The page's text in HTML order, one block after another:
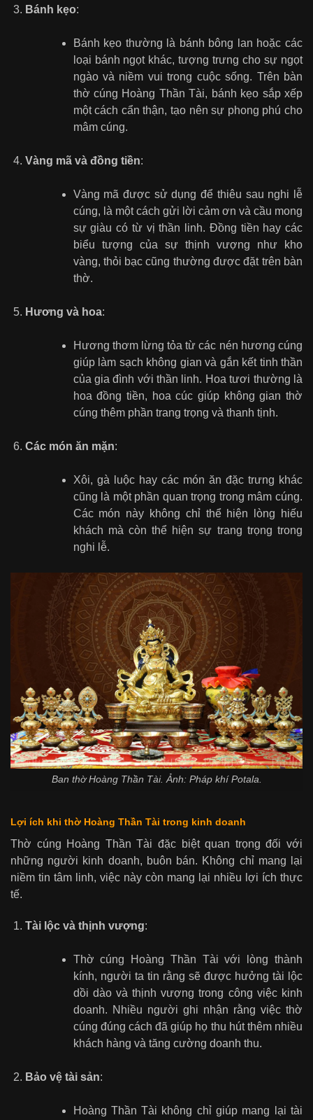
Bánh kẹo:
Bánh kẹo thường là bánh bông lan hoặc các
loại bánh ngọt khác, tượng trưng cho sự ngọt
ngào và niềm vui trong cuộc sống. Trên bàn
thờ cúng Hoàng Thần Tài, bánh kẹo sắp xếp
một cách cẩn thận, tạo nên sự phong phú cho
mâm cúng.
Vàng mã và đồng tiền:
Vàng mã được sử dụng để thiêu sau nghi lễ
cúng, là một cách gửi lời cảm ơn và cầu mong
sự giàu có từ vị thần linh. Đồng tiền hay các
biểu tượng của sự thịnh vượng như kho
vàng, thỏi bạc cũng thường được đặt trên bàn
thờ.
Hương và hoa:
Hương thơm lừng tỏa từ các nén hương cúng
giúp làm sạch không gian và gắn kết tinh thần
của gia đình với thần linh. Hoa tươi thường là
hoa đồng tiền, hoa cúc giúp không gian thờ
cúng thêm phần trang trọng và thanh tịnh.
Các món ăn mặn:
Xôi, gà luộc hay các món ăn đặc trưng khác
cũng là một phần quan trọng trong mâm cúng.
Các món này không chỉ thể hiện lòng hiếu
khách mà còn thể hiện sự trang trọng trong
nghi lễ.
Ban thờ Hoàng Thần Tài. Ảnh: Pháp khí Potala.
Lợi ích khi thờ Hoàng Thần Tài trong kinh doanh
Thờ cúng Hoàng Thần Tài đặc biệt quan trọng đối với
những người kinh doanh, buôn bán. Không chỉ mang lại
niềm tin tâm linh, việc này còn mang lại nhiều lợi ích thực
tế.
Tài lộc và thịnh vượng:
Thờ cúng Hoàng Thần Tài với lòng thành
kính, người ta tin rằng sẽ được hưởng tài lộc
dồi dào và thịnh vượng trong công việc kinh
doanh. Nhiều người ghi nhận rằng việc thờ
cúng đúng cách đã giúp họ thu hút thêm nhiều
khách hàng và tăng cường doanh thu.
Bảo vệ tài sản:
Hoàng Thần Tài không chỉ giúp mang lại tài